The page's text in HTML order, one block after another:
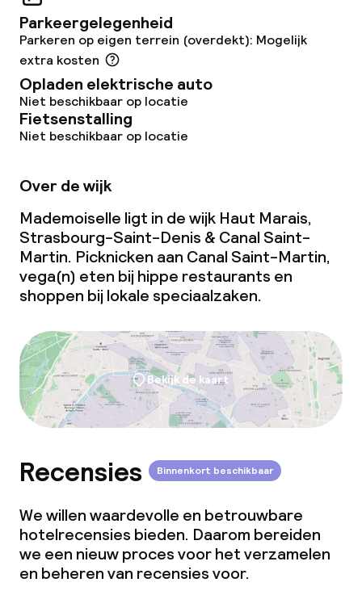
Schoonmaakvoorzieningen
Wasservice
Vergaderruimte
Beleid
Overal rookvrij
Parkeergelegenheid
Parkeren op eigen terrein (overdekt): Mogelijk
extra kosten
Opladen elektrische auto
Niet beschikbaar op locatie
Fietsenstalling
Niet beschikbaar op locatie
Over de wijk
Mademoiselle ligt in de wijk Haut Marais,
Strasbourg-Saint-Denis & Canal Saint-
Martin. Picknicken aan Canal Saint-Martin,
vega(n) eten bij hippe restaurants en
shoppen bij lokale speciaalzaken.
Bekijk de kaart
Recensies Binnenkort beschikbaar
We willen waardevolle en betrouwbare
hotelrecensies bieden. Daarom bereiden
we een nieuw proces voor het verzamelen
en beheren van recensies voor.